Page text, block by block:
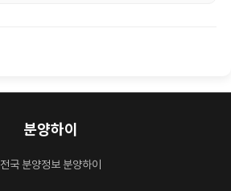
분양하이
전국 분양정보 분양하이